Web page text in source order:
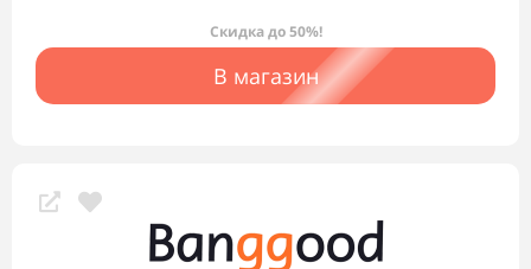
Скидка до 50%!
В магазин